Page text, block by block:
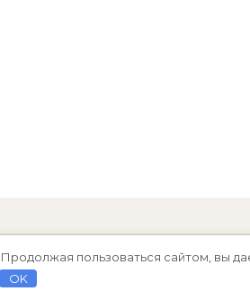
пользоваться сайтом, вы
OK